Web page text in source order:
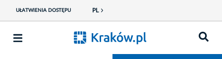
UŁATWIENIA DOSTĘPU PL